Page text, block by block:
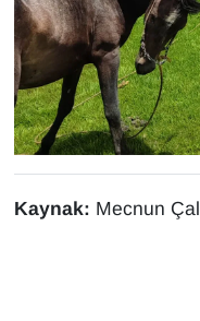
Kaynak: Mecnun